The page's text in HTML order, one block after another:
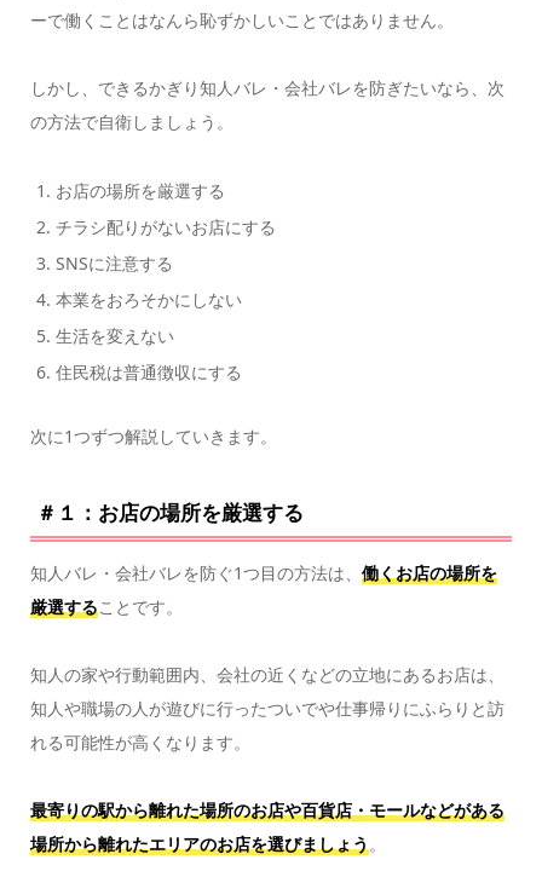
ーで働くことはなんら恥ずかしいことではありません。
しかし、できるかぎり知人バレ・会社バレを防ぎたいなら、次
の方法で自衛しましょう。
お店の場所を厳選する
チラシ配りがないお店にする
SNSに注意する
本業をおろそかにしない
生活を変えない
住民税は普通徴収にする
次に1つずつ解説していきます。
＃１：お店の場所を厳選する
知人バレ・会社バレを防ぐ1つ目の方法は、 働くお店の場所を
厳選することです。
知人の家や行動範囲内、会社の近くなどの立地にあるお店は、
知人や職場の人が遊びに行ったついでや仕事帰りにふらりと訪
れる可能性が高くなります。
最寄りの駅から離れた場所のお店や百貨店・モールなどがある
場所から離れたエリアのお店を選びましょう。